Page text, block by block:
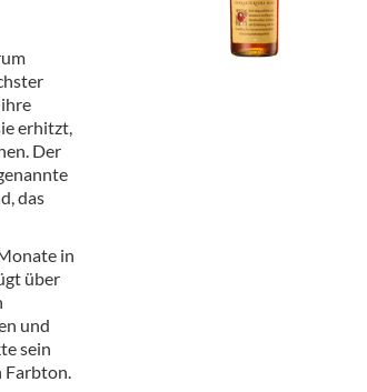
erhitzt,
Der
das
in
über
und
sein
Farbton.